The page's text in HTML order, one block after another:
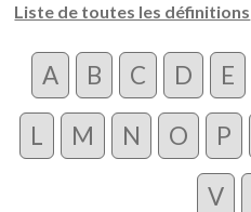
Liste de toutes les définitions
A B C D E
L M N O P
V